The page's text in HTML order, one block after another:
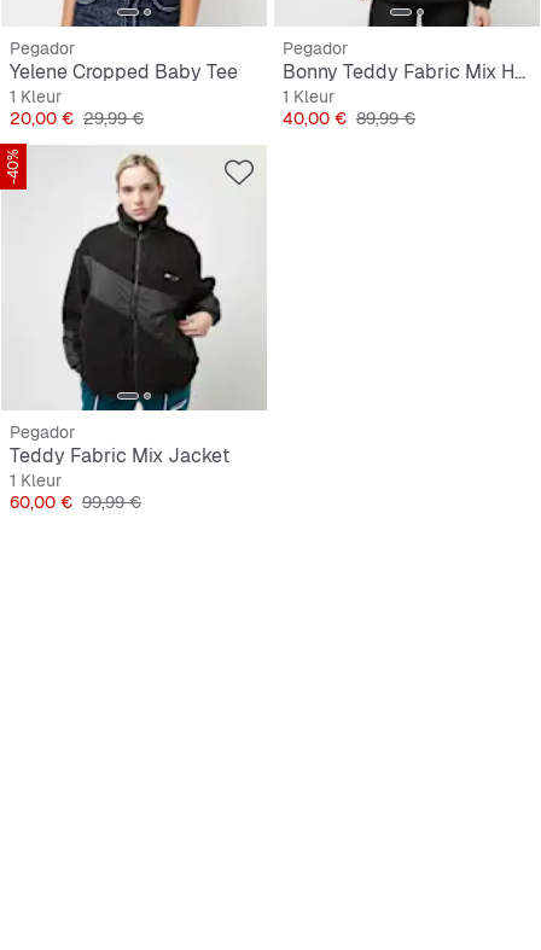
Pegador
Yelene Cropped Baby Tee
1 Kleur
Prijs
20,00 € Originele Prijs
29,99 €
Pegador
Bonny Teddy Fabric Mix Halfzip
1 Kleur
Prijs
40,00 € Originele Prijs
89,99 €
-40%
Pegador
Teddy Fabric Mix Jacket
1 Kleur
Prijs
60,00 € Originele Prijs
99,99 €